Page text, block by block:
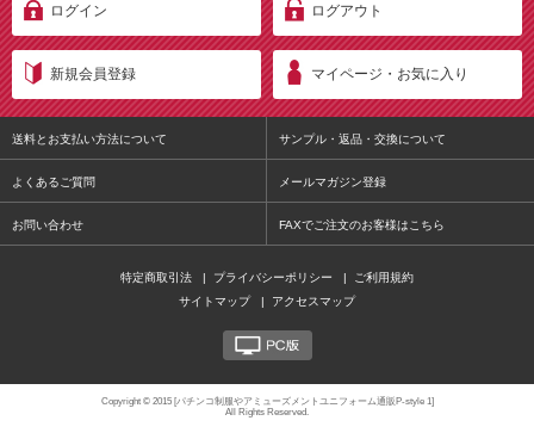
ログイン ログアウト
新規会員登録 マイページ・お気に入り
送料とお支払い方法について サンプル・返品・交換について
よくあるご質問 メールマガジン登録
お問い合わせ FAXでご注文のお客様はこちら
特定商取引法 | プライバシーポリシー |
ご利用規約
サイトマップ
| アクセスマップ
Copyright © 2015 [パチンコ制服やアミューズメントユニフォーム通販P-style 1]
All Rights Reserved.